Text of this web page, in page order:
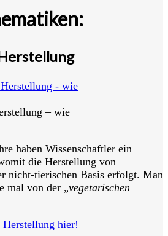
– wie
haben Wissenschaftler ein
die Herstellung von
nicht-tierischen Basis erfolgt. Man
mal von der „vegetarischen
Herstellung hier!